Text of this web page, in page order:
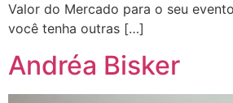
Valor do Mercado para o seu
você tenha outras […]
Andréa Bisker